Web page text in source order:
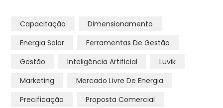
Capacitação
Dimensionamento
Energia Solar
Ferramentas De Gestão
Gestão
Inteligência Artificial
Luvik
Marketing
Mercado Livre De Energia
Precificação
Proposta Comercial